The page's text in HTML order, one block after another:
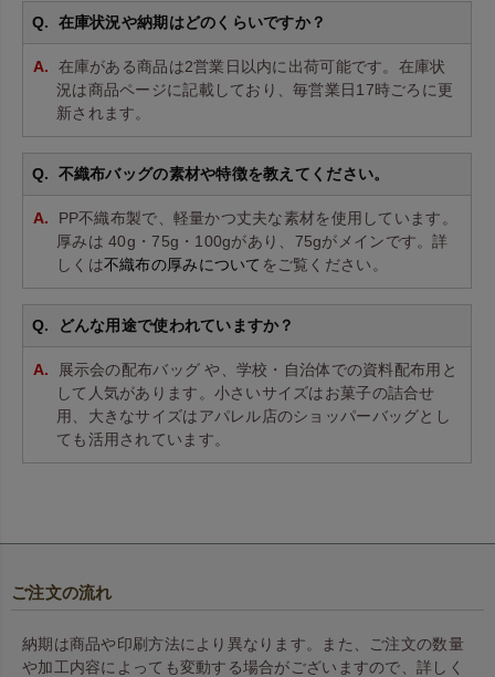
在庫状況や納期はどのくらいですか？
在庫がある商品は2営業日以内に出荷可能です。在庫状
況は商品ページに記載しており、毎営業日17時ごろに更
新されます。
不織布バッグの素材や特徴を教えてください。
PP不織布製で、軽量かつ丈夫な素材を使用しています。
厚みは 40g・75g・100gがあり、75gがメインです。詳
しくは不織布の厚みについて をご覧ください。
どんな用途で使われていますか？
展示会の配布バッグ や、学校・自治体での資料配布用と
して人気があります。小さいサイズはお菓子の詰合せ
用、大きなサイズはアパレル店のショッパーバッグとし
ても活用されています。
ご注文の流れ
納期は商品や印刷方法により異なります。また、ご注文の数量
や加工内容によっても変動する場合がございますので、詳しく